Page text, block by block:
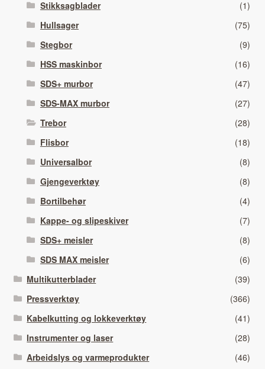
Stikksagblader
(1)
Hullsager
(75)
Stegbor
(9)
HSS maskinbor
(16)
SDS+ murbor
(47)
SDS-MAX murbor
(27)
Trebor
(28)
Flisbor
(18)
Universalbor
(8)
Gjengeverktøy
(8)
Bortilbehør
(4)
Kappe- og slipeskiver
(7)
SDS+ meisler
(8)
SDS MAX meisler
(6)
Multikutterblader
(39)
Pressverktøy
(366)
Kabelkutting og lokkeverktøy
(41)
Instrumenter og laser
(28)
Arbeidslys og varmeprodukter
(46)